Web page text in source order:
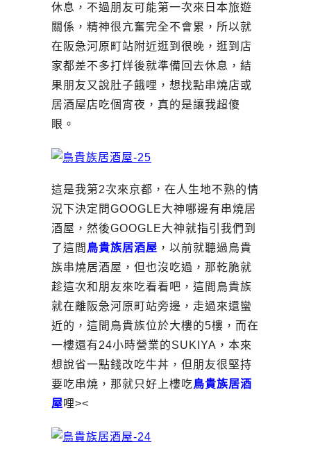
休息，不過朋友可能第一次來日本旅遊
關係，精神很亢奮完全不會累，所以就
在阪急河原町站附近逛到很晚，逛到店
家都差不多打烊後就準備回去休息，結
果朋友又說肚子餓哩，想找點串燒店或
居酒屋店吃個宵夜，真的是讓我超傻
眼。
這是我第2次來京都，在人生地不熟的情
況下決定問GOOGLE大神哪邊有串燒居
酒屋，然後GOOGLE大神就指引我們到
了這間 鳥貴族居酒屋 ，以前就聽過鳥貴
族串燒居酒屋，但也沒吃過，那乾脆就
趁這次和朋友來吃看看吧，這間鳥貴族
就在離阪急河原町站旁邊，走過來還蠻
近的，這間鳥貴族位於大樓的5樓，而在
一樓還有24小時營業的SUKIYA，本來
想說省一點錢改吃牛丼，但朋友很堅持
要吃串燒，那就只好上樓吃鳥貴族居酒
屋哩><